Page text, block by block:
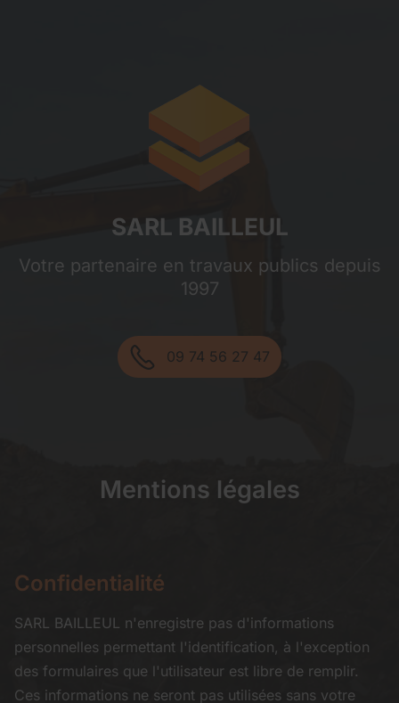
SARL BAILLEUL
Votre partenaire en travaux publics depuis
1997
09 74 56 27 47
Mentions légales
Confidentialité
SARL BAILLEUL n'enregistre pas d'informations
personnelles permettant l'identification, à l'exception
des formulaires que l'utilisateur est libre de remplir.
Ces informations ne seront pas utilisées sans votre